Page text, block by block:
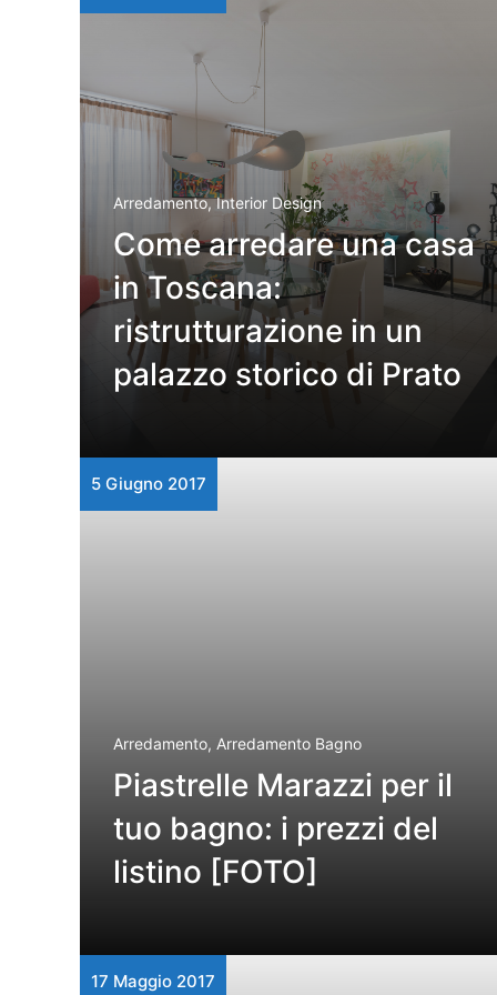
Arredamento,Interior Design
Come arredare una casa
in Toscana:
ristrutturazione in un
palazzo storico di Prato
5 Giugno 2017
Arredamento, Arredamento Bagno
Piastrelle Marazzi per il
tuo bagno: i prezzi del
listino [FOTO]
17 Maggio 2017